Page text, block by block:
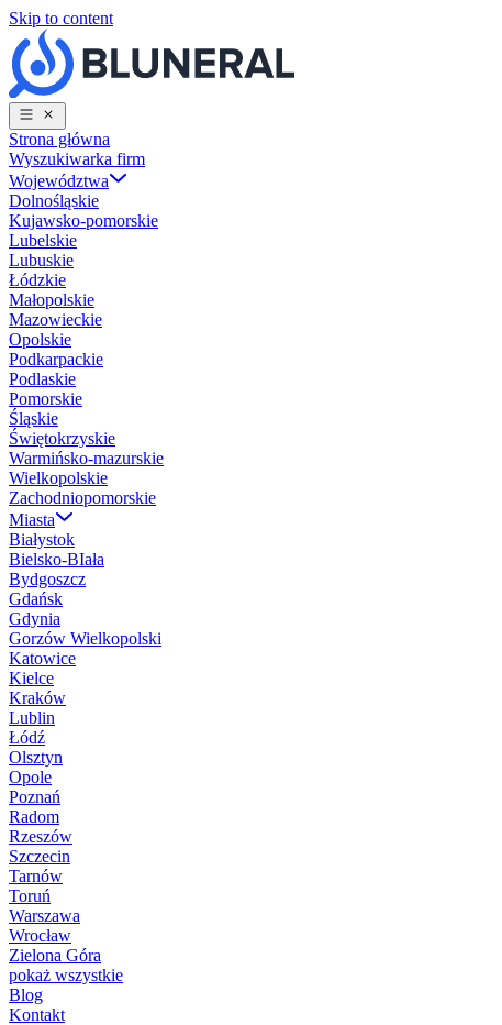
Skip to content
Strona główna
Wyszukiwarka firm
Województwa
Dolnośląskie
Kujawsko-pomorskie
Lubelskie
Lubuskie
Łódzkie
Małopolskie
Mazowieckie
Opolskie
Podkarpackie
Podlaskie
Pomorskie
Śląskie
Świętokrzyskie
Warmińsko-mazurskie
Wielkopolskie
Zachodniopomorskie
Miasta
Białystok
Bielsko-BIała
Bydgoszcz
Gdańsk
Gdynia
Gorzów Wielkopolski
Katowice
Kielce
Kraków
Lublin
Łódź
Olsztyn
Opole
Poznań
Radom
Rzeszów
Szczecin
Tarnów
Toruń
Warszawa
Wrocław
Zielona Góra
pokaż wszystkie
Blog
Kontakt